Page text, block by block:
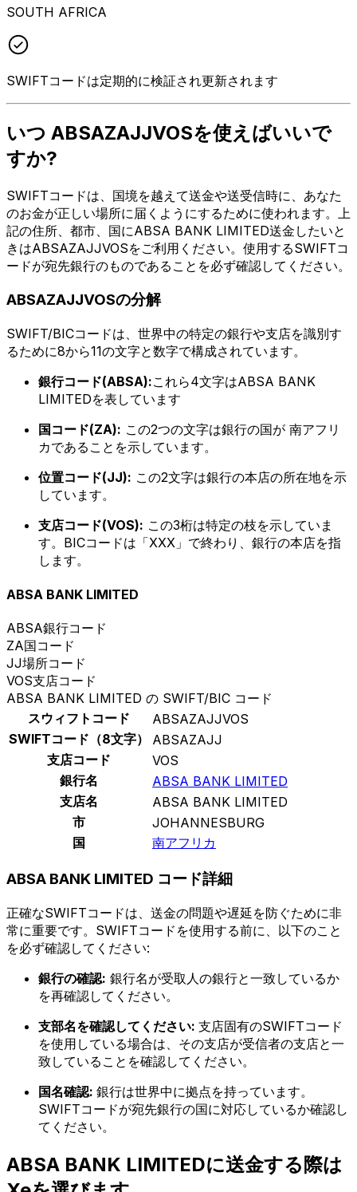
SOUTH AFRICA
SWIFTコードは定期的に検証され更新されます
いつ ABSAZAJJVOSを使えばいいで
すか?
SWIFTコードは、国境を越えて送金や送受信時に、あなた
のお金が正しい場所に届くようにするために使われます。上
記の住所、都市、国にABSA BANK LIMITED送金したいと
きはABSAZAJJVOSをご利用ください。使用するSWIFTコ
ードが宛先銀行のものであることを必ず確認してください。
ABSAZAJJVOSの分解
SWIFT/BICコードは、世界中の特定の銀行や支店を識別す
るために8から11の文字と数字で構成されています。
銀行コード(ABSA):これら4文字はABSA BANK
LIMITEDを表しています
国コード(ZA): この2つの文字は銀行の国が 南アフリ
カであることを示しています。
位置コード(JJ): この2文字は銀行の本店の所在地を示
しています。
支店コード(VOS): この3桁は特定の枝を示していま
す。BICコードは「XXX」で終わり、銀行の本店を指
します。
ABSA BANK LIMITED
ABSA銀行コード
ZA国コード
JJ場所コード
VOS支店コード
ABSA BANK LIMITED の SWIFT/BIC コード
スウィフトコード
ABSAZAJJVOS
SWIFTコード（8文字）
ABSAZAJJ
支店コード
VOS
銀行名
ABSA BANK LIMITED
支店名
ABSA BANK LIMITED
市
JOHANNESBURG
国
南アフリカ
ABSA BANK LIMITED コード詳細
正確なSWIFTコードは、送金の問題や遅延を防ぐために非
常に重要です。SWIFTコードを使用する前に、以下のこと
を必ず確認してください:
銀行の確認: 銀行名が受取人の銀行と一致しているか
を再確認してください。
支部名を確認してください: 支店固有のSWIFTコード
を使用している場合は、その支店が受信者の支店と一
致していることを確認してください。
国名確認: 銀行は世界中に拠点を持っています。
SWIFTコードが宛先銀行の国に対応しているか確認し
てください。
ABSA BANK LIMITEDに送金する際は